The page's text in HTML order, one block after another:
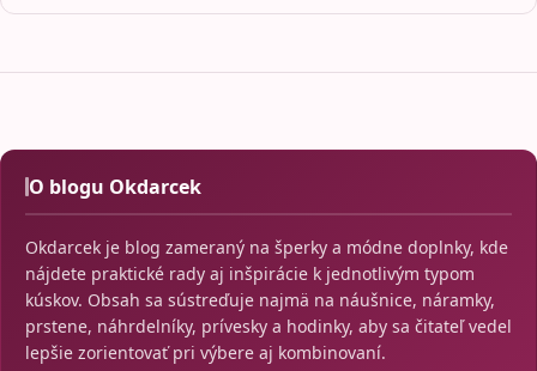
O blogu Okdarcek
Okdarcek je blog zameraný na šperky a módne doplnky, kde
nájdete praktické rady aj inšpirácie k jednotlivým typom
kúskov. Obsah sa sústreďuje najmä na náušnice, náramky,
prstene, náhrdelníky, prívesky a hodinky, aby sa čitateľ vedel
lepšie zorientovať pri výbere aj kombinovaní.